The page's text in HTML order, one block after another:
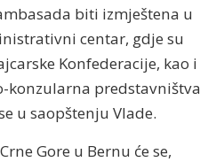
biti izmještena u
centar, gdje su
Konfederacije, kao i
predstavništva
u saopštenju Vlade.
Gore u Bernu će se,